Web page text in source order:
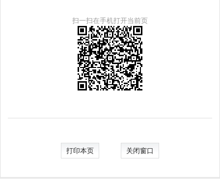
扫一扫在手机打开当前页
打印本页 关闭窗口